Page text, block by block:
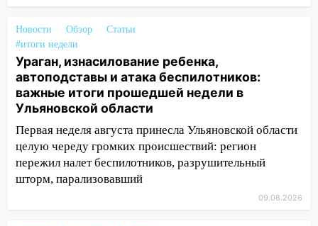
15:04
Фоторепортаж с улиц Ульяновска
после шторма: поваленные деревья и
затопленные улицы
14:28 Ураган вырвал остановку на улице
Деева в Заволжье
14:26 Жители Ульяновска сами
пытаются расчистить ливнёвки, не
дождавшись коммунальщиков
14:16
Шторм продолжает ломать город:
Новости Обзор
Статьи
#итоги недели
Ураган, изнасилование ребенка,
автоподставы и атака беспилотников:
важные итоги прошедшей недели в
Ульяновской области
Первая неделя августа принесла Ульяновской области
целую череду громких происшествий: регион
пережил налет беспилотников, разрушительный
шторм, парализовавший
09.08.2026